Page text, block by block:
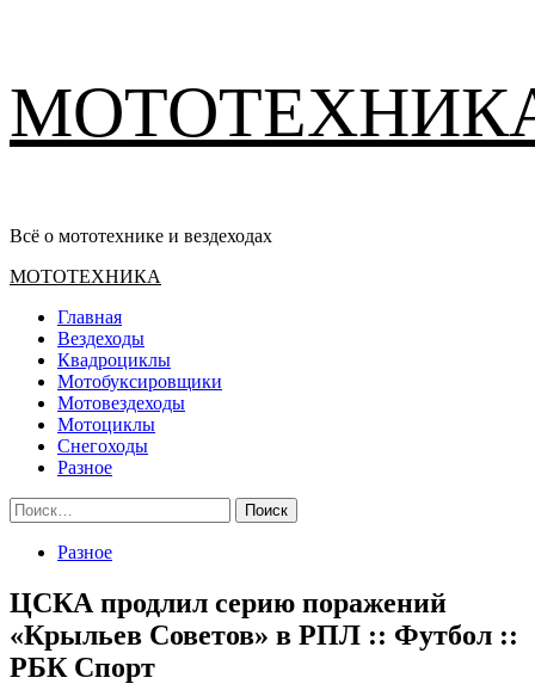
содержимому
Всё о мототехнике и вездеходах
Основное
МОТОТЕХНИКА
Главная
Вездеходы
Квадроциклы
Мотобуксировщики
Мотовездеходы
Мотоциклы
Снегоходы
Разное
Найти:
Разное
ЦСКА продлил серию поражений
«Крыльев Советов» в РПЛ :: Футбол ::
РБК Спорт